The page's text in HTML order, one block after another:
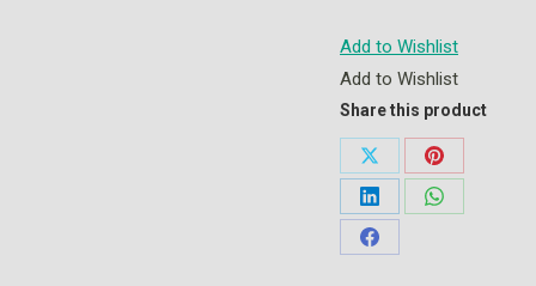
Add to Wishlist
Add to Wishlist
Share this product
Share
on
X
Share
on
Share
on
Share
Share